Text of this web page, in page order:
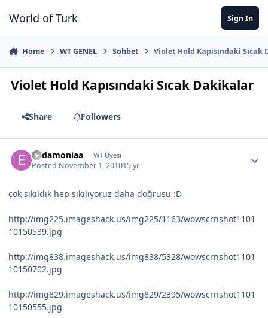
World of Turk Sign In
Home WT GENEL Sohbet Violet Hold Kapısındaki
Violet Hold Kapısındaki Sıcak Dakikalar
Share Followers
Eudamoniaa WT Uyesi
Posted November 1, 201015 yr
çok sıkıldık hep sıkılıyoruz daha doğrusu :D
http://img225.imageshack.us/img225/1163/wowscrnshot1101
10150539.jpg
http://img838.imageshack.us/img838/5328/wowscrnshot1101
10150702.jpg
http://img829.imageshack.us/img829/2395/wowscrnshot1101
10150555.jpg